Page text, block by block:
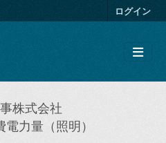
ログイン
株式会社
力量（照明）